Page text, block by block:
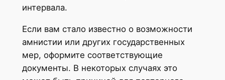
интервала.
Если вам стало известно о возможности
амнистии или других государственных
мер, оформите соответствующие
документы. В некоторых случаях это